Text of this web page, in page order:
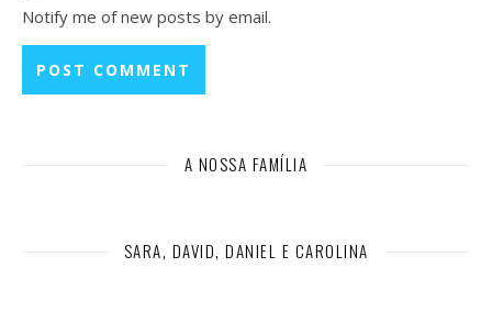
Notify me of new posts by email.
A NOSSA FAMÍLIA
SARA, DAVID, DANIEL E CAROLINA